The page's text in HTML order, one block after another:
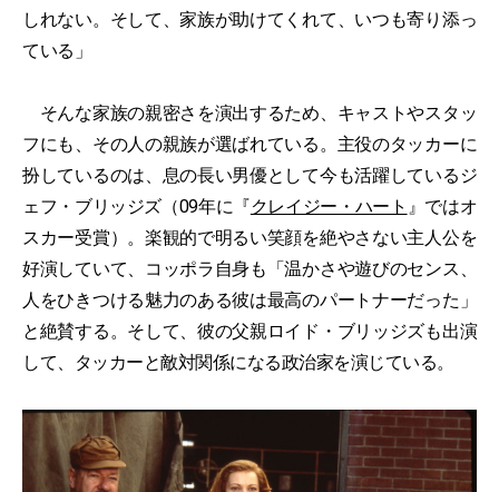
しれない。そして、家族が助けてくれて、いつも寄り添っ
ている」
そんな家族の親密さを演出するため、キャストやスタッ
フにも、その人の親族が選ばれている。主役のタッカーに
扮しているのは、息の長い男優として今も活躍しているジ
ェフ・ブリッジズ（09年に『クレイジー・ハート 』ではオ
スカー受賞）。楽観的で明るい笑顔を絶やさない主人公を
好演していて、コッポラ自身も「温かさや遊びのセンス、
人をひきつける魅力のある彼は最高のパートナーだった」
と絶賛する。そして、彼の父親ロイド・ブリッジズも出演
して、タッカーと敵対関係になる政治家を演じている。